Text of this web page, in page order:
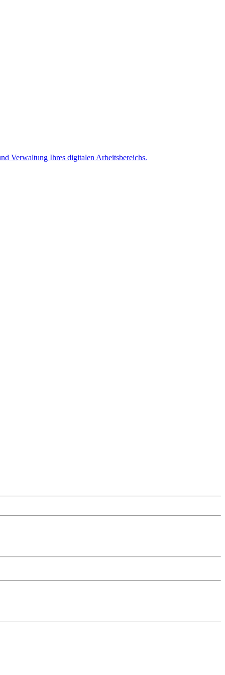
Verwaltung Ihres digitalen Arbeitsbereichs.